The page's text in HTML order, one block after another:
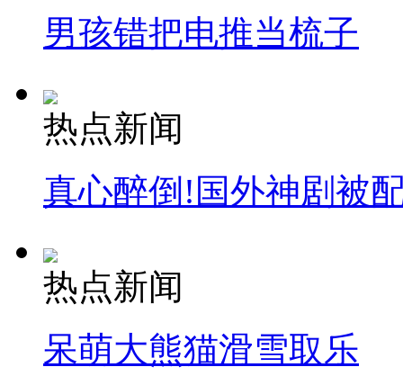
男孩错把电推当梳子
热点新闻
真心醉倒!国外神剧被
热点新闻
呆萌大熊猫滑雪取乐